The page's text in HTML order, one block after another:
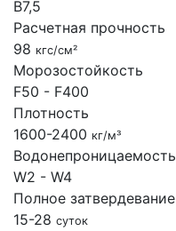
B7,5
Расчетная прочность
98 кгс/см²
Морозостойкость
F50 - F400
Плотность
1600-2400 кг/м³
Водонепроницаемость
W2 - W4
Полное затвердевание
15-28 суток